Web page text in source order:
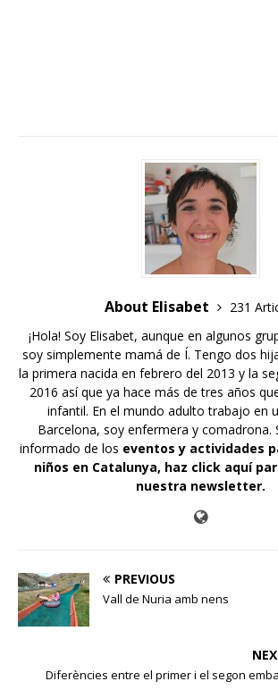
About Elisabet
231
¡Hola! Soy Elisabet, aunque en algunos
soy simplemente mamá de Í. Tengo dos
la primera nacida en febrero del 2013 y la
2016 así que ya hace más de tres años
infantil. En el mundo adulto trabajo en
Barcelona, soy enfermera y comadrona.
informado de los eventos y actividades
niños en Catalunya, haz click aquí
nuestra newsletter.
PREVIOUS
Vall de Nuria amb nens
Diferències entre el primer i el segon